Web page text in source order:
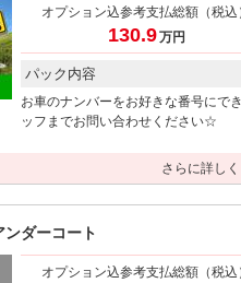
オプション込参考支払総額 （税込
130.9万円
パック内容
お車のナンバーをお好きな番号にで
ッフまでお問い合わせください☆
さらに詳しく
ダーコート
オプション込参考支払総額 （税込